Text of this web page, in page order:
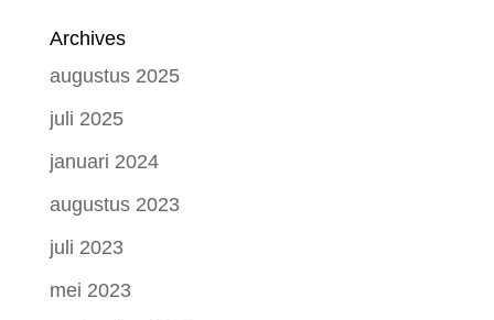
Archives
augustus 2025
juli 2025
januari 2024
augustus 2023
juli 2023
mei 2023